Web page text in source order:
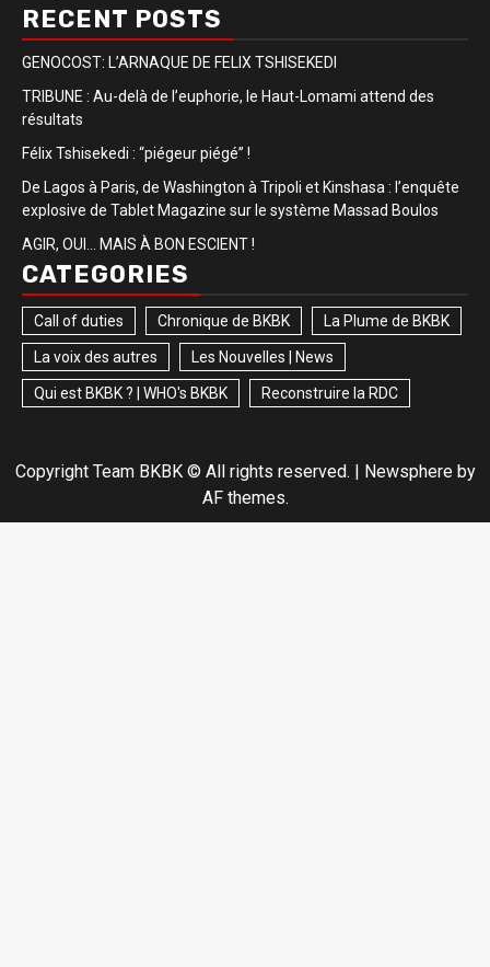
RECENT POSTS
GENOCOST: L’ARNAQUE DE FELIX TSHISEKEDI
TRIBUNE : Au-delà de l’euphorie, le Haut-Lomami attend des
résultats
Félix Tshisekedi : “piégeur piégé” !
De Lagos à Paris, de Washington à Tripoli et Kinshasa : l’enquête
explosive de Tablet Magazine sur le système Massad Boulos
AGIR, OUI… MAIS À BON ESCIENT !
CATEGORIES
Call of duties Chronique de BKBK La Plume de BKBK
La voix des autres Les Nouvelles | News
Qui est BKBK ? | WHO's BKBK Reconstruire la RDC
Copyright Team BKBK © All rights reserved. Newsphereby
AF themes.